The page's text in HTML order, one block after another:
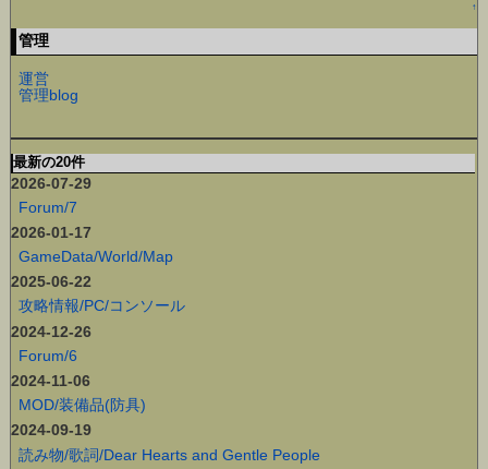
↑
管理
運営
管理blog
最新の20件
2026-07-29
Forum/7
2026-01-17
GameData/World/Map
2025-06-22
攻略情報/PC/コンソール
2024-12-26
Forum/6
2024-11-06
MOD/装備品(防具)
2024-09-19
読み物/歌詞/Dear Hearts and Gentle People